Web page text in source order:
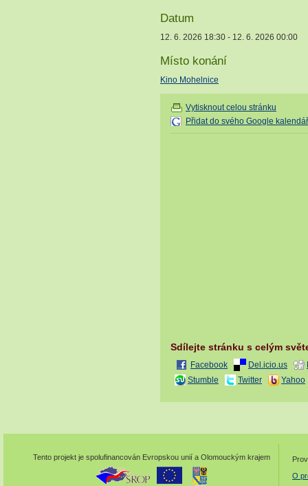
Datum
12. 6. 2026 18:30 - 12. 6. 2026 00:00
Místo konání
Kino Mohelnice
Vytisknout celou stránku
Přidat do svého Google
Sdílejte stránku s celým
Facebook Del.icio.us
Stumble
Twitter Yahoo
Tento projekt je spolufinancován Evropskou unií a Olomouckým krajem
O